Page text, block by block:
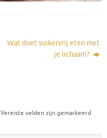
Wat doet suikervrij eten met
je lichaam?
Vereiste velden zijn gemarkeerd